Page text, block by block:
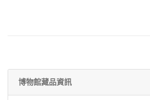
博物館藏品資訊